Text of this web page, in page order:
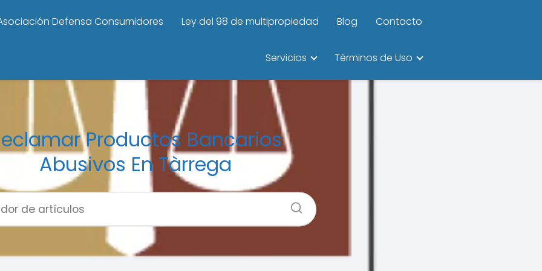
Defensa Consumidores Ley del 98 de multipropiedad Blog Contacto
Servicios Términos de Uso
Productos Bancarios
Abusivos En Tàrrega